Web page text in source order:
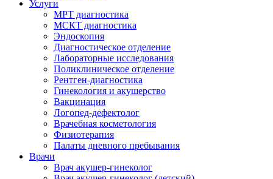
Услуги
МРТ диагностика
МСКТ диагностика
Эндоскопия
Диагностическое отделение
Лабораторные исследования
Поликлиническое отделение
Рентген-диагностика
Гинекология и акушерство
Вакцинация
Логопед-дефектолог
Врачебная косметология
Физиотерапия
Палаты дневного пребывания
Врачи
Врач акушер-гинеколог